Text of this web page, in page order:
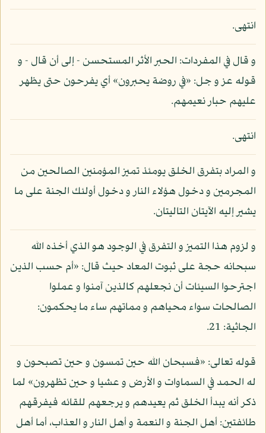
انتهى.
و قال في المفردات: الحبر الأثر المستحسن - إلى أن قال - و
قوله عز و جل: «في روضة يحبرون» أي يفرحون حتى يظهر
عليهم حبار نعيمهم.
انتهى.
و المراد بتفرق الخلق يومئذ تميز المؤمنين الصالحين من
المجرمين و دخول هؤلاء النار و دخول أولئك الجنة على ما
يشير إليه الآيتان التاليتان.
و لزوم هذا التميز و التفرق في الوجود هو الذي أخذه الله
سبحانه حجة على ثبوت المعاد حيث قال: «أم حسب الذين
اجترحوا السيئات أن نجعلهم كالذين آمنوا و عملوا
الصالحات سواء محياهم و مماتهم ساء ما يحكمون:
الجاثية: 21.
قوله تعالى: «فسبحان الله حين تمسون و حين تصبحون و
له الحمد في السماوات و الأرض و عشيا و حين تظهرون» لما
ذكر أنه يبدأ الخلق ثم يعيدهم و يرجعهم للقائه فيفرقهم
طائفتين: أهل الجنة و النعمة و أهل النار و العذاب، أما أهل